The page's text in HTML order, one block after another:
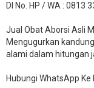
DI No. HP / WA : 0813
Jual Obat Aborsi Asli
Mengugurkan
alami dalam hitungan
Hubungi WhatsApp